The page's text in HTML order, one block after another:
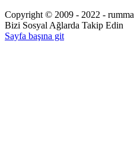
Copyright © 2009 - 2022 - rumma
Bizi Sosyal Ağlarda Takip Edin
Sayfa başına git